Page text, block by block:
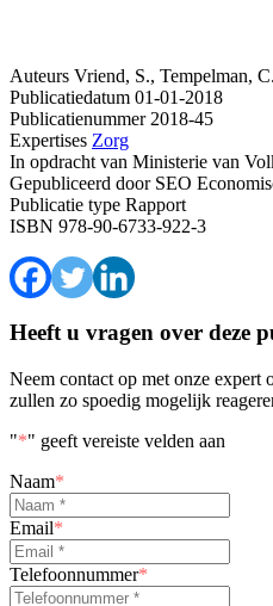
Auteurs Vriend, S., Tempelman,
Publicatiedatum 01-01-2018
Publicatienummer2018-45
Expertises Zorg
In opdracht van Ministerie van
Gepubliceerd doorSEO
Publicatie type Rapport
ISBN 978-90-6733-922-3
Heeft u vragen over deze
Neem contact op met onze
zullen zo spoedig mogelijk
"*" geeft vereiste velden aan
Naam*
Email*
Telefoonnummer*